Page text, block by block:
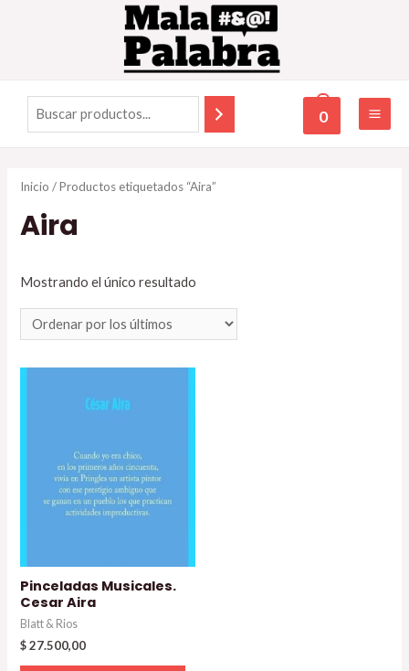
0
Inicio / Productos etiquetados “Aira”
Aira
Mostrando el único resultado
Pinceladas Musicales.
Cesar Aira
Blatt & Rios
$27.500,00